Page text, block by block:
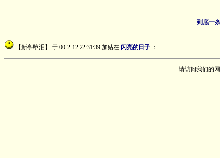
到底一
【新亭堕泪】 于 00-2-12 22:31:39 加贴在 闪亮的日子 ：
请访问我们的